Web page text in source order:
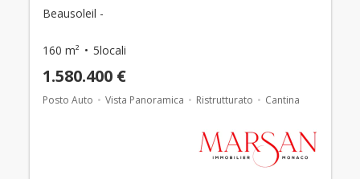
Beausoleil -
160 m² 5locali
1.580.400 €
Posto Auto Vista Panoramica Ristrutturato Cantina